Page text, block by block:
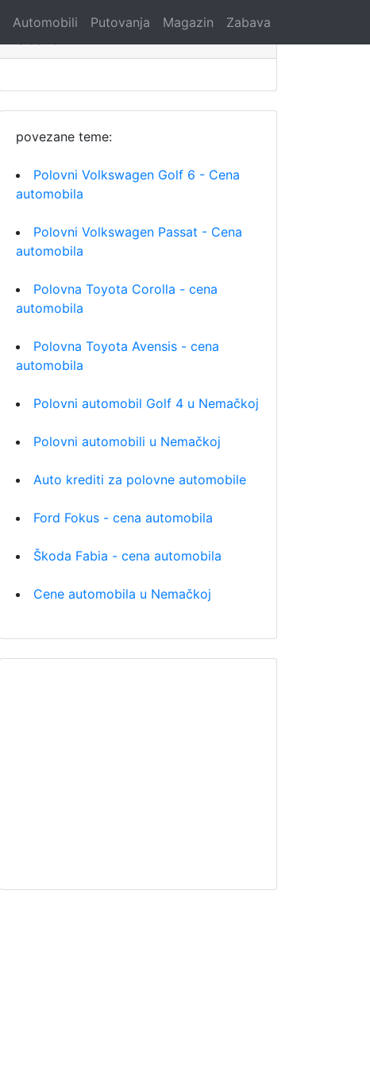
Automobili Putovanja Magazin Zabava
povezane teme:
Polovni Volkswagen Golf 6 - Cena
automobila
Polovni Volkswagen Passat - Cena
automobila
Polovna Toyota Corolla - cena
automobila
Polovna Toyota Avensis - cena
automobila
Polovni automobil Golf 4 u Nemačkoj
Polovni automobili u Nemačkoj
Auto krediti za polovne automobile
Ford Fokus - cena automobila
Škoda Fabia - cena automobila
Cene automobila u Nemačkoj